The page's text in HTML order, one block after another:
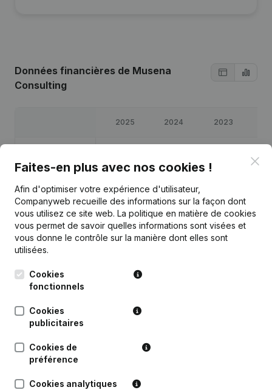
Données financières de Musena
Consulting
2025 2024 2023
Marge brute €79 375 €122 550 €115 388 €
Publicationsde Musena Consulting
Date
08-08-2023
Modification Forme Juridique -
Faites-en plus avec nos cookies !
Afin d'optimiser votre expérience d'utilisateur,
Companyweb recueille des informations sur la façon dont
vous utilisez ce site web. La politique en matière de cookies
vous permet de savoir quelles informations sont visées et
vous donne le contrôle sur la manière dont elles sont
utilisées.
Cookies
fonctionnels
Cookies
publicitaires
Cookies de
préférence
Cookies analytiques